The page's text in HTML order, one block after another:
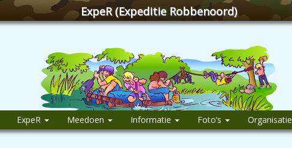
ExpeR (Expeditie Robbenoord)
ExpeR Meedoen Informatie Foto’s Organisatie